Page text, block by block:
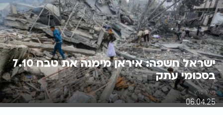
ישראל חשפה: איראן מימנה את טבח 7.10
בסכומי עתק
מאיר פרץ
06.04.25